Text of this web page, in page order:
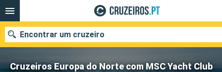
Cruzeiros Europa do Norte com MSC Yacht Club
Encontrar um cruzeiro